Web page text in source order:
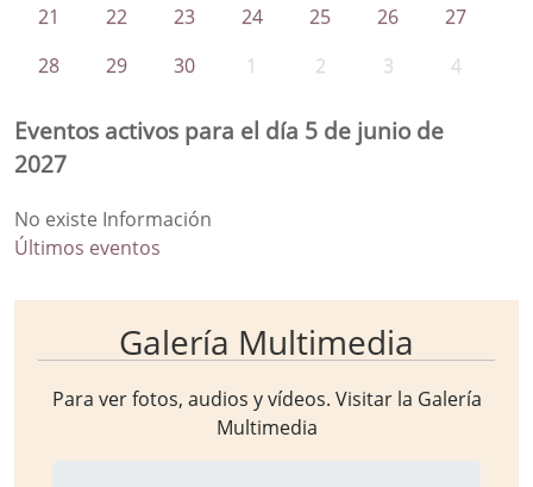
21 22 23 24 25 26
27
28
29 30 1 2 3 4
Eventos activos para el día 5 de junio de
2027
No existe Información
Últimos eventos
Galería Multimedia
Para ver fotos, audios y vídeos. Visitar la Galería
Multimedia